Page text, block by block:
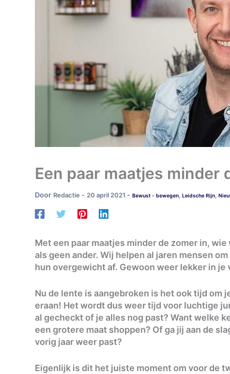
Een paar maatjes minder
Door Redactie - 20 april 2021 - Bewust - bewegen, Leidsche Rijn,
Met een paar maatjes minder de zomer in,
als geen ander. Wij helpen al jaren mensen
hun overgewicht af. Gewoon weer lekker in je
Nu de lente is aangebroken is het ook tijd om
eraan! Het wordt dus weer tijd voor luchtige
al gecheckt of je alles nog past? Want welke
een grotere maat shoppen? Of ga jij aan de
vorig jaar weer past?
Eigenlijk is dit het juiste moment om voor de